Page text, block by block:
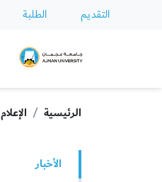
التقديم الطلبة
الرئيسية الإعلام
الأخبار